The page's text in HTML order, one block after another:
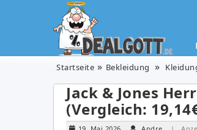
Startseite Bekleidung
Jack & Jones
(Vergleich: